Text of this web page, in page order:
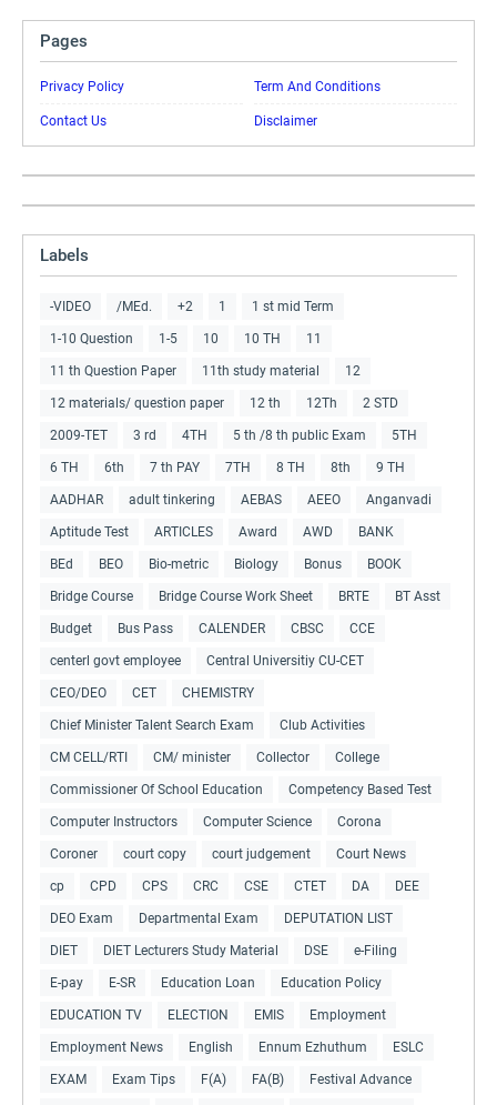
Pages
Privacy Policy Term And Conditions
Contact Us Disclaimer
Labels
-VIDEO /MEd. +2 1 1 st mid Term
1-10 Question 1-5 10 10 TH 11
11 th Question Paper 11th study material 12
12 materials/ question paper 12 th 12Th 2 STD
2009-TET 3 rd 4TH 5 th /8 th public Exam 5TH
6 TH 6th 7 th PAY 7TH 8 TH 8th 9 TH
AADHAR adult tinkering AEBAS AEEO Anganvadi
Aptitude Test ARTICLES Award AWD BANK
BEd BEO Bio-metric Biology Bonus BOOK
Bridge Course Bridge Course Work Sheet BRTE BT Asst
Budget Bus Pass CALENDER CBSC CCE
centerl govt employee Central Universitiy CU-CET
CEO/DEO CET CHEMISTRY
Chief Minister Talent Search Exam Club Activities
CM CELL/RTI CM/ minister Collector College
Commissioner Of School Education Competency Based Test
Computer Instructors Computer Science Corona
Coroner court copy court judgement Court News
cp CPD CPS CRC CSE CTET DA DEE
DEO Exam Departmental Exam DEPUTATION LIST
DIET DIET Lecturers Study Material DSE e-Filing
E-pay E-SR Education Loan Education Policy
EDUCATION TV ELECTION EMIS Employment
Employment News English Ennum Ezhuthum ESLC
EXAM Exam Tips F(A) FA(B) Festival Advance